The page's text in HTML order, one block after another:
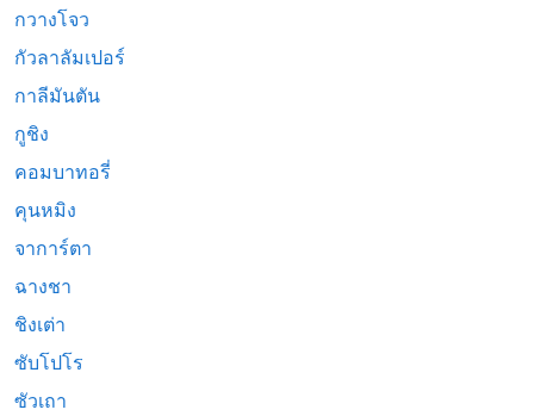
กวางโจว
กัวลาลัมเปอร์
กาลีมันตัน
กูชิง
คอมบาทอรี่
คุนหมิง
จาการ์ตา
ฉางชา
ชิงเต่า
ซับโปโร
ซัวเถา